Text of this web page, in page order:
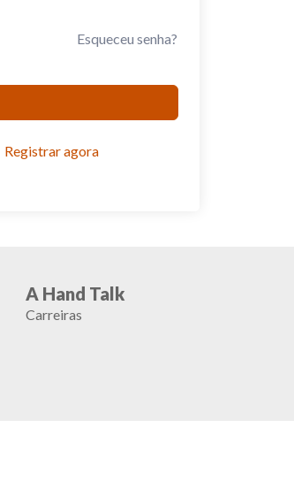
Esqueceu senha?
Registrar agora
A Hand Talk
Carreiras